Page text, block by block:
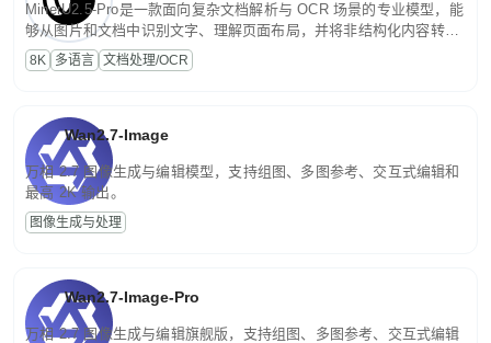
MinerU2.5-Pro是一款面向复杂文档解析与 OCR 场景的专业模型，能
够从图片和文档中识别文字、理解页面布局，并将非结构化内容转换
为便于存储、检索和二次处理的结构化结果。
8K 多语言 文档处理/OCR
Wan2.7-Image
万相 2.7 图像生成与编辑模型，支持组图、多图参考、交互式编辑和
最高 2K 输出。
图像生成与处理
Wan2.7-Image-Pro
万相 2.7 图像生成与编辑旗舰版，支持组图、多图参考、交互式编辑